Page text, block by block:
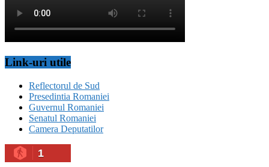
Link-uri utile
Reflectorul de Sud
Presedintia Romaniei
Guvernul Romaniei
Senatul Romaniei
Camera Deputatilor
1